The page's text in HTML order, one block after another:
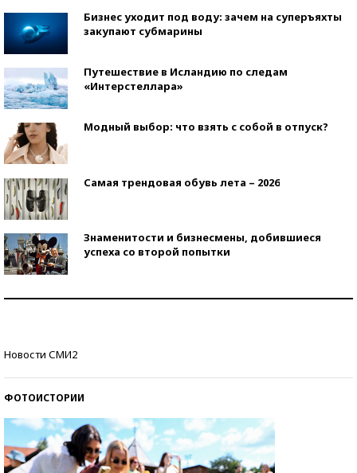
Бизнес уходит под воду: зачем на суперъяхты
закупают субмарины
Путешествие в Исландию по следам
«Интерстеллара»
Модный выбор: что взять с собой в отпуск?
Самая трендовая обувь лета – 2026
Знаменитости и бизнесмены, добившиеся
успеха со второй попытки
Новости СМИ2
ФОТОИСТОРИИ